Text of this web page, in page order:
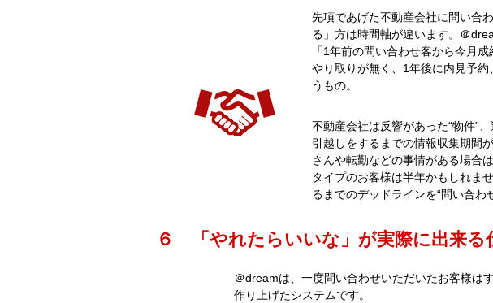
先項であげた不動産会社に問い合
る」方は時間軸が違います。＠
「1年前の問い合わせ客から今月
やり取りが無く、1年後に内見予
うもの。
不動産会社は反響があった“物件”
引越しをするまでの情報収集期間
さんや転勤などの事情がある場合
タイプのお客様は半年かもしれま
るまでのデッドラインを“問い合わ
６ 「やれたらいいな」が実際に出来る
＠dreamは、一度問い合わせいただいたお客様は
作り上げたシステムです。